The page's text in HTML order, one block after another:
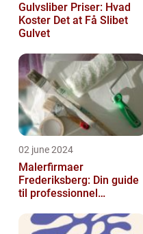
Gulvsliber Priser: Hvad
Koster Det at Få Slibet
Gulvet
02 june 2024
Malerfirmaer
Frederiksberg: Din guide
til professionnel